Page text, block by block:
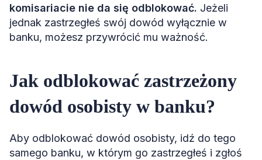
komisariacie nie da się odblokować. Jeżeli
jednak zastrzegłeś swój dowód wyłącznie w
banku, możesz przywrócić mu ważność.
Jak odblokować zastrzeżony
dowód osobisty w banku?
Aby odblokować dowód osobisty, idź do tego
samego banku, w którym go zastrzegłeś i zgłoś